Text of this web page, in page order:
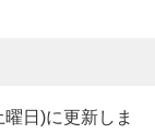
日)に更新しま